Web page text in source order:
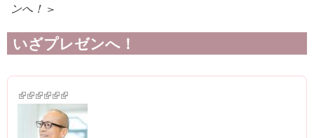
ンへ！ >
いざプレゼンへ！
(link is external)
(link is external)
(link is external)
(link is external)
(link is external)
(link is external)